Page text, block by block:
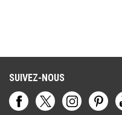
SUIVEZ-NOUS